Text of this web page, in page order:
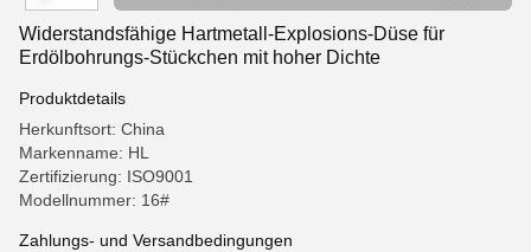
Widerstandsfähige Hartmetall-Explosions-Düse für
Erdölbohrungs-Stückchen mit hoher Dichte
Produktdetails
Herkunftsort: China
Markenname: HL
Zertifizierung: ISO9001
Modellnummer: 16#
Zahlungs- und Versandbedingungen